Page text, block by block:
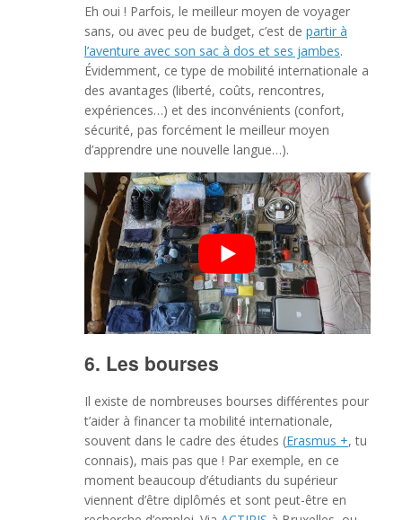
Eh oui ! Parfois, le meilleur moyen de voyager
sans, ou avec peu de budget, c’est de partir à
l’aventure avec son sac à dos et ses jambes.
Évidemment, ce type de mobilité internationale a
des avantages (liberté, coûts, rencontres,
expériences…) et des inconvénients (confort,
sécurité, pas forcément le meilleur moyen
d’apprendre une nouvelle langue…).
6. Les bourses
Il existe de nombreuses bourses différentes pour
t’aider à financer ta mobilité internationale,
souvent dans le cadre des études (Erasmus +, tu
connais), mais pas que ! Par exemple, en ce
moment beaucoup d’étudiants du supérieur
viennent d’être diplômés et sont peut-être en